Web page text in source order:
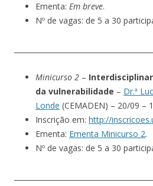
Ementa: Em breve.
Nº de vagas: de 5 a 30
Minicurso 2 –
da vulnerabilidade – Dr.ª
Londe (CEMADEN) – 20/09 –
Inscrição em: http://
Ementa: Ementa Minicurso 2.
Nº de vagas: de 5 a 30